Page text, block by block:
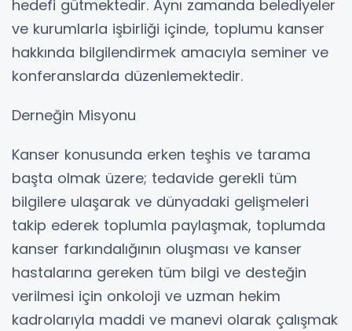
hedefi gütmektedir. Aynı zamanda belediyeler
ve kurumlarla işbirliği içinde, toplumu kanser
hakkında bilgilendirmek amacıyla seminer ve
konferanslarda düzenlemektedir.
Derneğin Misyonu
Kanser konusunda erken teşhis ve tarama
başta olmak üzere; tedavide gerekli tüm
bilgilere ulaşarak ve dünyadaki gelişmeleri
takip ederek toplumla paylaşmak, toplumda
kanser farkındalığının oluşması ve kanser
hastalarına gereken tüm bilgi ve desteğin
verilmesi için onkoloji ve uzman hekim
kadrolarıyla maddi ve manevi olarak çalışmak